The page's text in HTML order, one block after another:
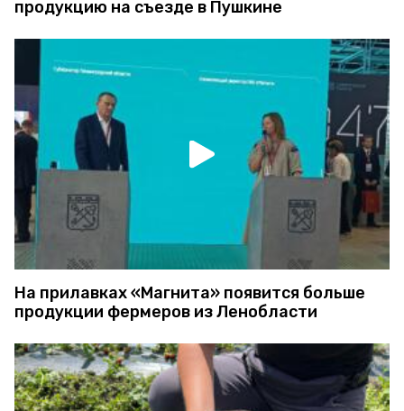
продукцию на съезде в Пушкине
На прилавках «Магнита» появится больше
продукции фермеров из Ленобласти